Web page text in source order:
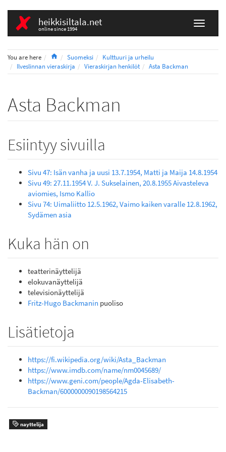
heikkisiltala.net
online since 1994
You are here HomeSuomeksi
Kulttuuri ja urheilu
Ilveslinnan vieraskirja
Vieraskirjan henkilöt Asta Backman
Asta Backman
Esiintyy sivuilla
Sivu 47: Isän vanha ja uusi 13.7.1954, Matti ja Maija 14.8.1954
Sivu 49: 27.11.1954 V. J. Sukselainen, 20.8.1955 Aivasteleva
aviomies, Ismo Kallio
Sivu 74: Uimaliitto 12.5.1962, Vaimo kaiken varalle 12.8.1962,
Sydämen asia
Kuka hän on
teatterinäyttelijä
elokuvanäyttelijä
televisionäyttelijä
Fritz-Hugo Backmanin puoliso
Lisätietoja
https://fi.wikipedia.org/wiki/Asta_Backman
https://www.imdb.com/name/nm0045689/
https://www.geni.com/people/Agda-Elisabeth-
Backman/6000000090198564215
nayttelija